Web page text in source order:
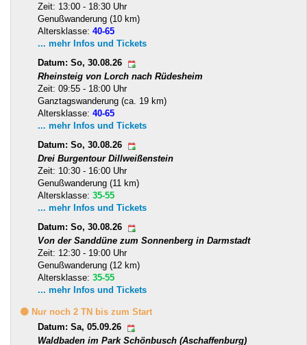
Zeit: 13:00 - 18:30 Uhr
Genußwanderung (10 km)
Altersklasse: 40-65
... mehr Infos und Tickets
Datum: So, 30.08.26
Rheinsteig von Lorch nach Rüdesheim
Zeit: 09:55 - 18:00 Uhr
Ganztagswanderung (ca. 19 km)
Altersklasse: 40-65
... mehr Infos und Tickets
Datum: So, 30.08.26
Drei Burgentour Dillweißenstein
Zeit: 10:30 - 16:00 Uhr
Genußwanderung (11 km)
Altersklasse: 35-55
... mehr Infos und Tickets
Datum: So, 30.08.26
Von der Sanddüne zum Sonnenberg in Darmstadt
Zeit: 12:30 - 19:00 Uhr
Genußwanderung (12 km)
Altersklasse: 35-55
... mehr Infos und Tickets
🟡 Nur noch 2 TN bis zum Start
Datum: Sa, 05.09.26
Waldbaden im Park Schönbusch (Aschaffenburg)